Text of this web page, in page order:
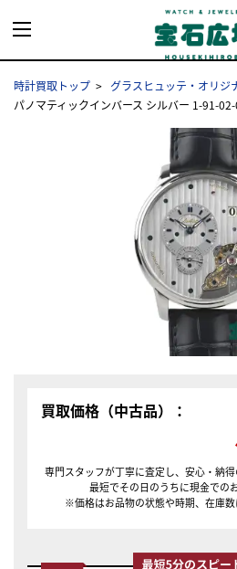
時計買取トップ グラスヒュッテ・オリジ
パノマティックインバース シルバー 1-91-
買取価格（中古品）：
専門スタッフが丁寧に査定し、安心・納得
最短でその日のうちに現金での
※価格はお品物の状態や時期、在庫数